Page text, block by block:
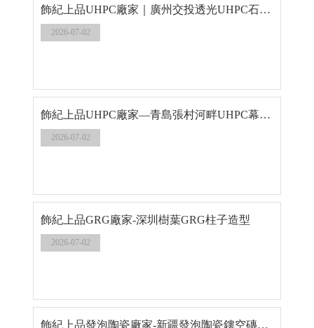
飾紀上品UHPC廠家｜廣州交投透光UHPC石馬構件工程案例
2026-07-02
飾紀上品UHPC廠家—青島張村河畔UHPC幕墻示范區工程案例
2026-07-02
飾紀上品GRG廠家-深圳樹葉GRG柱子造型
2026-07-02
飾紀上品發泡陶瓷廠家-新疆發泡陶瓷鏤空磚項目